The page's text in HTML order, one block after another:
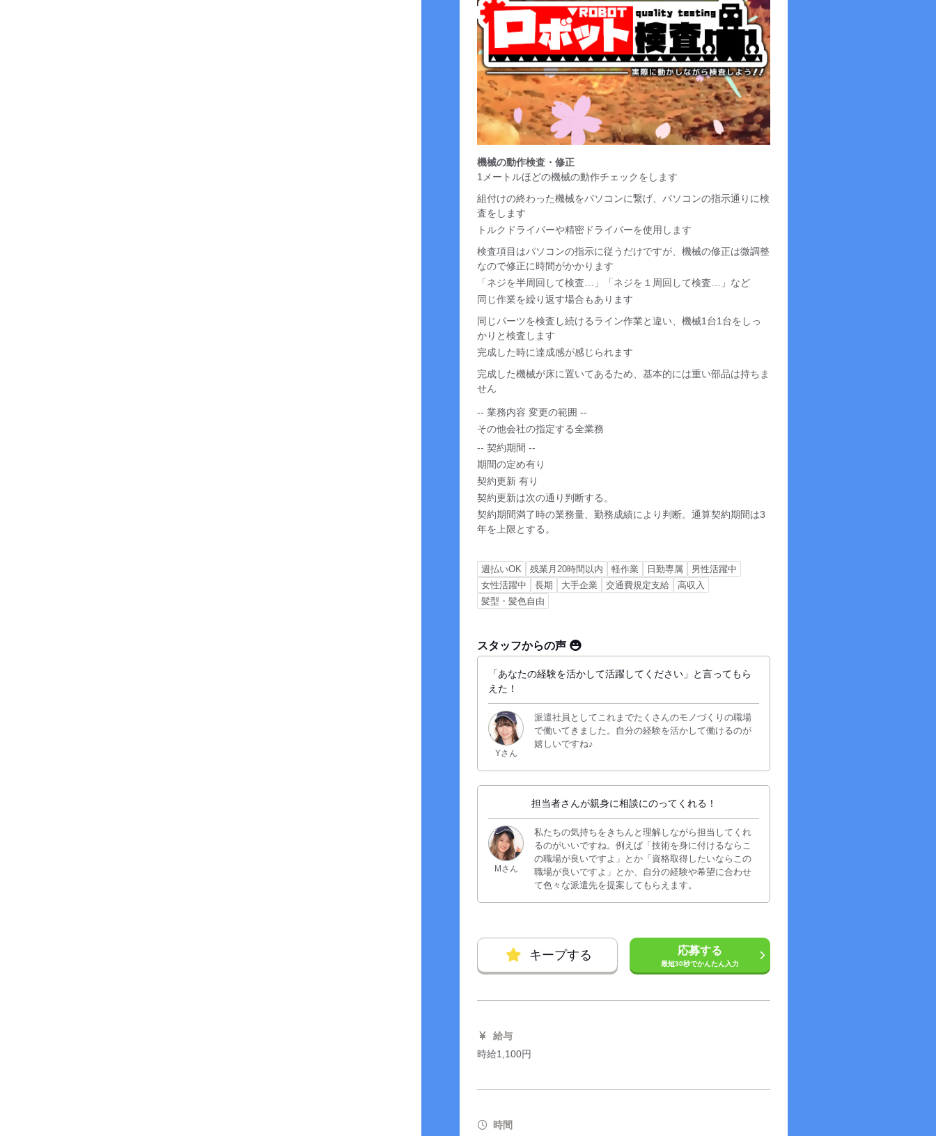
機械の動作検査・修正
1メートルほどの機械の動作チェックをします
組付けの終わった機械をパソコンに繋げ、パソコンの指示通りに検
査をします
トルクドライバーや精密ドライバーを使用します
検査項目はパソコンの指示に従うだけですが、機械の修正は微調整
なので修正に時間がかかります
「ネジを半周回して検査…」「ネジを１周回して検査…」など
同じ作業を繰り返す場合もあります
同じパーツを検査し続けるライン作業と違い、機械1台1台をしっ
かりと検査します
完成した時に達成感が感じられます
完成した機械が床に置いてあるため、基本的には重い部品は持ちま
せん
-- 業務内容 変更の範囲 --
その他会社の指定する全業務
-- 契約期間 --
期間の定め有り
契約更新 有り
契約更新は次の通り判断する。
契約期間満了時の業務量、勤務成績により判断。通算契約期間は3
年を上限とする。
週払いOK 残業月20時間以内 軽作業 日勤専属
男性活躍中
女性活躍中
長期 大手企業 交通費規定支給
高収入
髪型・髪色自由
スタッフからの声
「あなたの経験を活かして活躍してください」と言ってもら
えた！
Yさん
派遣社員としてこれまでたくさんのモノづくりの職場
で働いてきました。自分の経験を活かして働けるのが
嬉しいですね♪
担当者さんが親身に相談にのってくれる！
Mさん
私たちの気持ちをきちんと理解しながら担当してくれ
るのがいいですね。例えば「技術を身に付けるならこ
の職場が良いですよ」とか「資格取得したいならこの
職場が良いですよ」とか、自分の経験や希望に合わせ
て色々な派遣先を提案してもらえます。
キープする 応募する
最短30秒でかんたん入力
給与
時給1,100円
時間